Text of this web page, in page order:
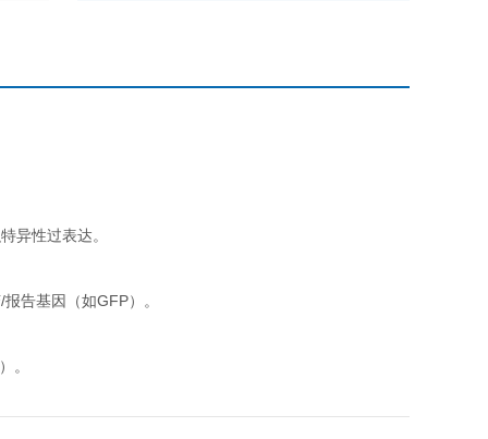
异性过表达。
告基因（如GFP）。
。